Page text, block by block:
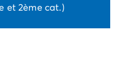
et 2ème cat.)